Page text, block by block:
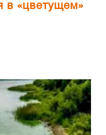
в «цветущем»